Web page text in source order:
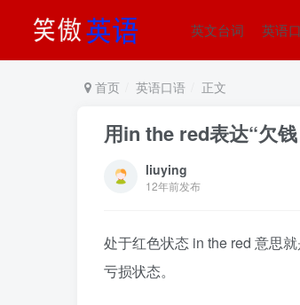
英文台词 英语
首页 英语口语 正文
用in the red表达“欠
liuying
12年前发布
处于红色状态 in the red 意思
亏损状态。